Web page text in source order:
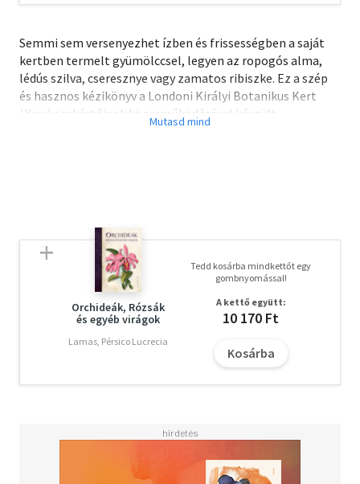
Semmi sem versenyezhet ízben és frissességben a saját
kertben termelt gyümölccsel, legyen az ropogós alma,
lédús szilva, cseresznye vagy zamatos ribiszke. Ez a szép
és hasznos kézikönyv a Londoni Királyi Botanikus Kert
(Kew) szakértőinek közreműködésével készült.
Alapos, érthető és szakszerű termesztési, metszési,
adnak hasznos gyakorlati útmutatókat a termények
felhasználásához és egyes fajok különleges módszerekkel
történő termesztéséhez.
A KEW GARDEN, A VILÁGHÍRŰ BRIT KIRÁLYI BOTANIKUS
KERT több mint 250 éves. Itt található a világ
legváltozatosabb növénygyűjteménye, jelenleg több
mint 19 000 fajt gondoznak itt féltő gonddal a
Orchideák, Rózsák
és egyéb virágok
Lamas, Pérsico Lucrecia
Tedd kosárba mindkettőt egy
gombnyomással!
A kettő együtt:
10 170 Ft
Kosárba